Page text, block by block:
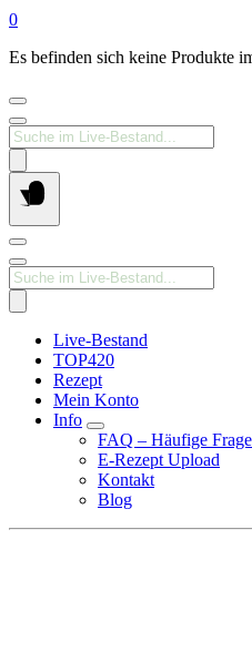
0
Es befinden sich keine Produkte
Products
search
Products
search
Live-Bestand
TOP420
Rezept
Mein Konto
Info
FAQ – Häufige
E-Rezept Upload
Kontakt
Blog